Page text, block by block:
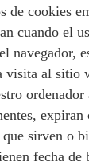
de cookies
cuando el
navegador,
visita al sitio
sirven o
fecha